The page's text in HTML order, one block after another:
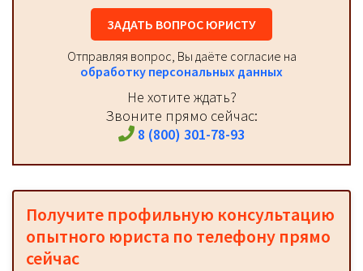
ЗАДАТЬ ВОПРОС ЮРИСТУ
Отправляя вопрос, Вы даёте согласие на
обработку персональных данных
Не хотите ждать?
Звоните прямо сейчас:
8 (800) 301-78-93
Получите профильную консультацию
опытного юриста по телефону прямо
сейчас